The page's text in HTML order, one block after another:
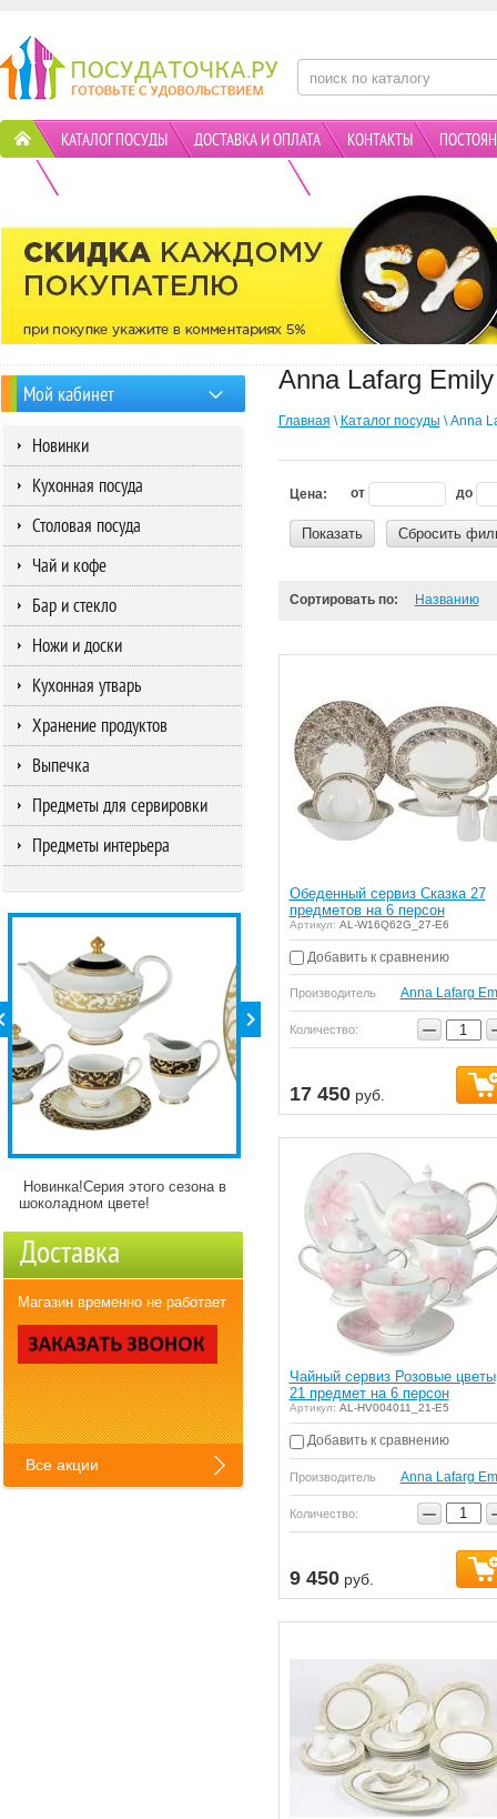
КАТАЛОГ ПОСУДЫ ДОСТАВКА И ОПЛАТА КОНТАКТЫ
Anna Lafarg Emily
Главная \ Каталог посуды \ Anna
Цена: от до
Показать Сбросить
Сортировать по: Названию
Обеденный сервиз Сказка 27
предметов на 6 персон
Артикул: AL-W16Q62G_27-E6
Добавить к сравнению
Производитель Anna Lafarg
Количество: −
17 450руб.
Чайный сервиз Розовые цветы
21 предмет на 6 персон
Артикул: AL-HV004011_21-E5
Добавить к сравнению
Производитель Anna Lafarg
Количество: −
9 450руб.
Мой кабинет
Новинки
Кухонная посуда
Столовая посуда
Чай и кофе
Бар и стекло
Ножи и доски
Кухонная утварь
Хранение продуктов
Выпечка
Предметы для сервировки
Предметы интерьера
Детские кружки Зверята с
разнымикартинкми)
Полная сервировка стола,
давно искали?
Все акции
Доставка
Магазин временно не работает